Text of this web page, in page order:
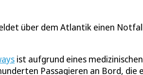
über dem Atlantik einen
ist aufgrund eines
Passagieren an Bord, die